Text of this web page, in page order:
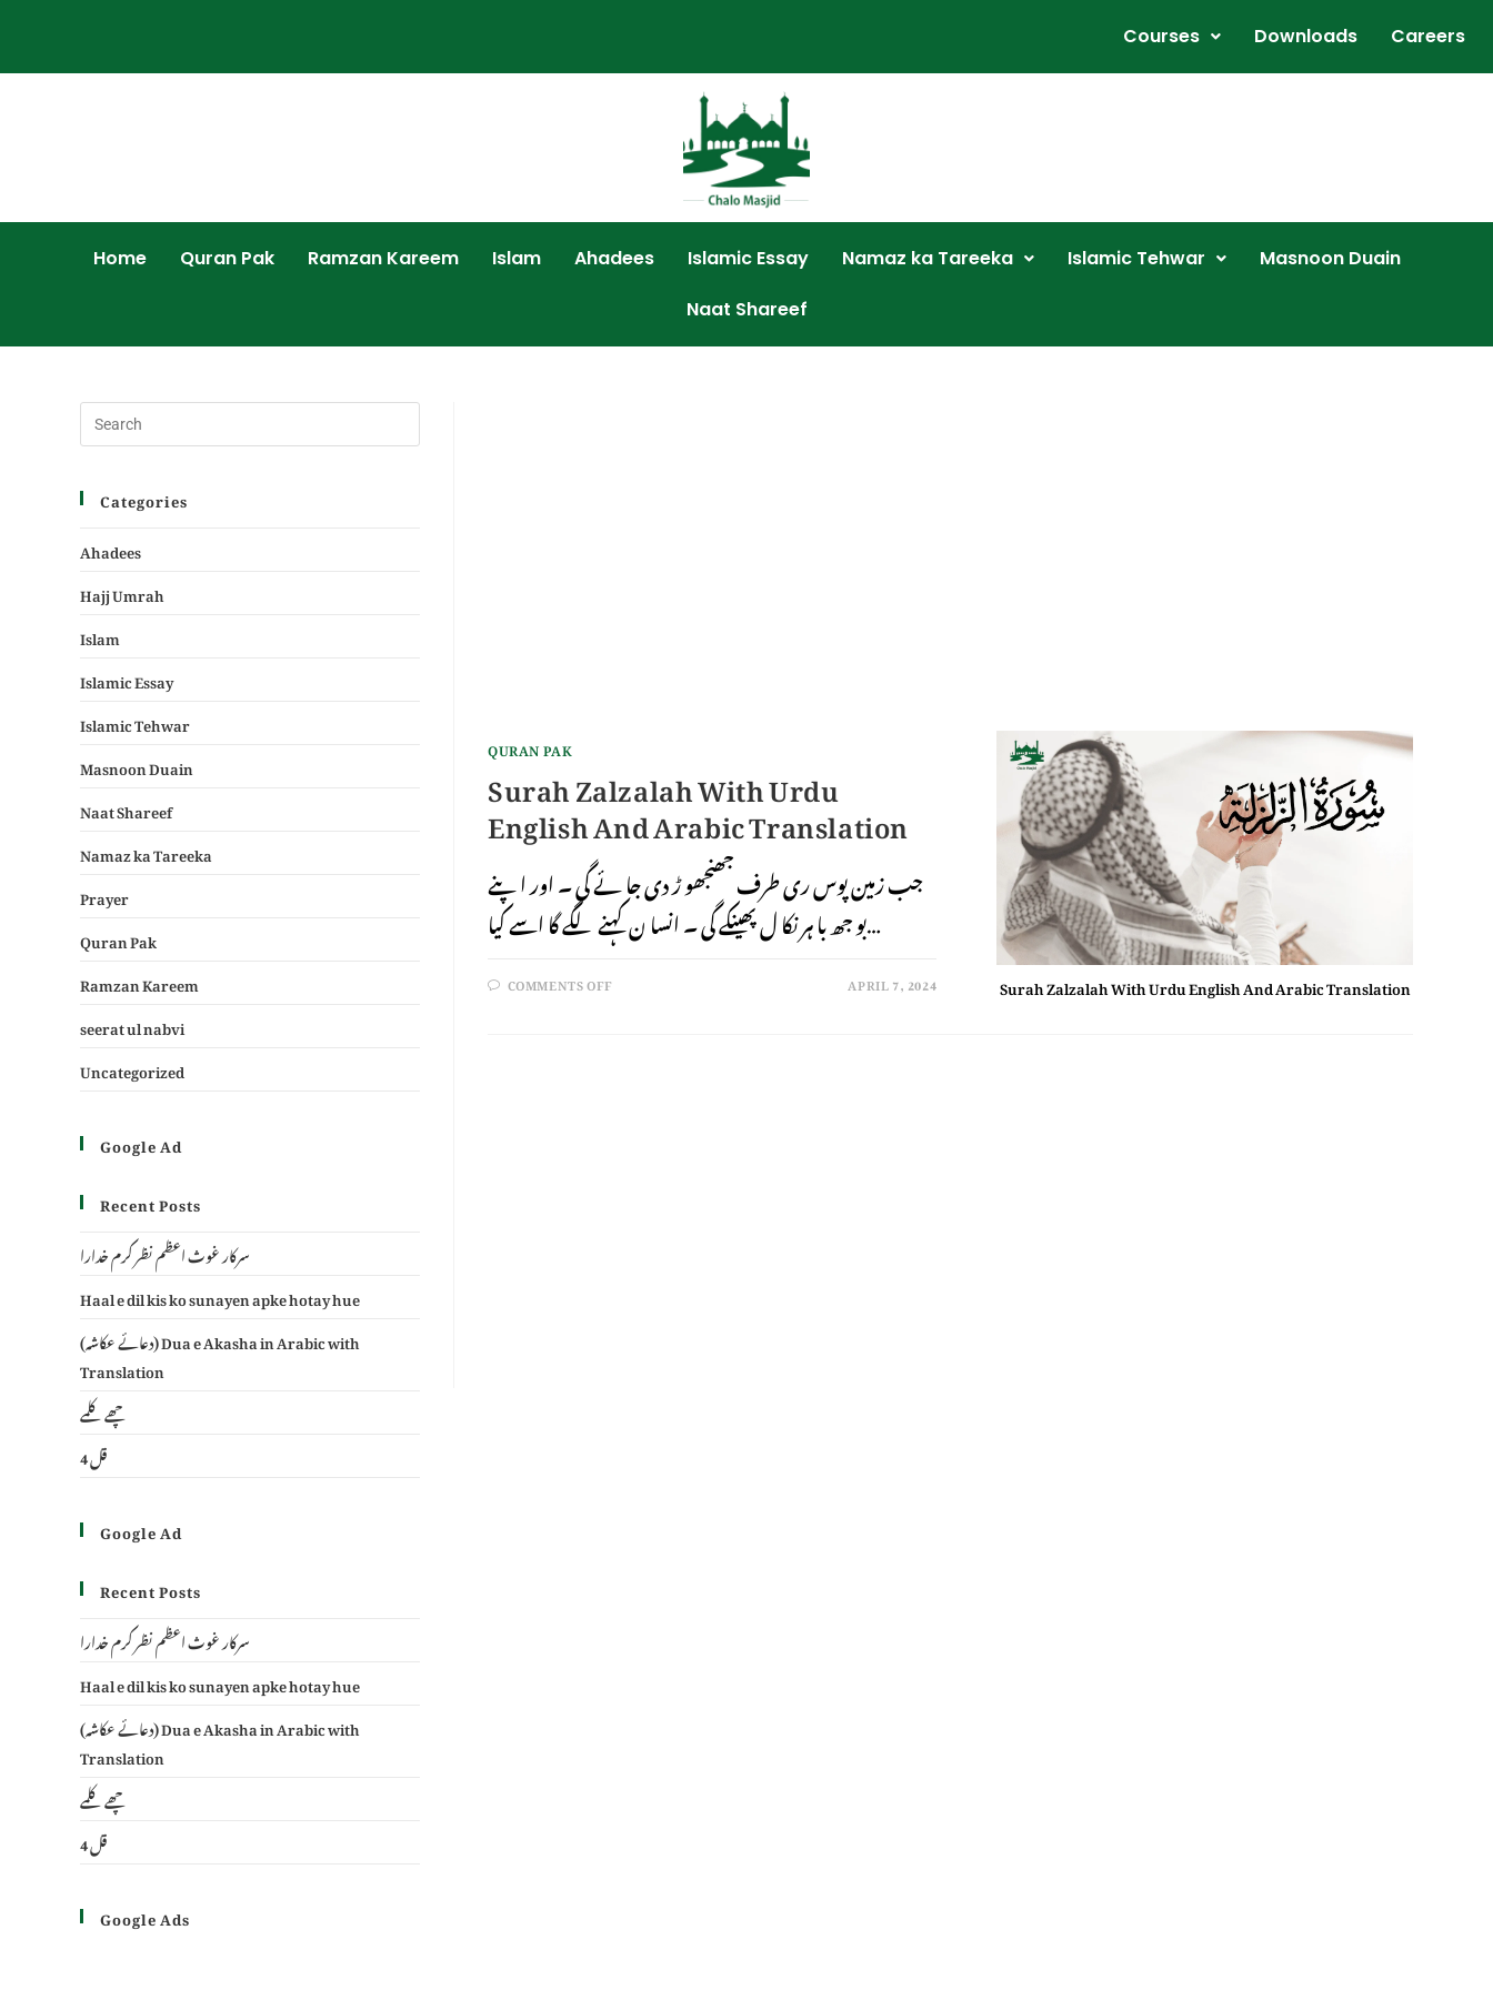
Courses Downloads Careers
Home Quran Pak Ramzan Kareem Islam Ahadees Islamic Essay Namaz ka Tareeka Islamic Tehwar
Masnoon Duain
Naat Shareef
QURAN PAK
Surah Zalzalah With Urdu
English And Arabic Translation
جب زمین پوس ری طرف جھنجھو ڑ دی جا ئے گی ۔ اور اپنے
بو جھ با ہر نکا ل پھینکے گی ۔ انسا ن کہنے لگے گا اسے کیا…
COMMENTS OFF APRIL 7, 2024 Surah Zalzalah With Urdu English And Arabic Translation
Categories
Ahadees
Hajj Umrah
Islam
Islamic Essay
Islamic Tehwar
Masnoon Duain
Naat Shareef
Namaz ka Tareeka
Prayer
Quran Pak
Ramzan Kareem
seerat ul nabvi
Uncategorized
Google Ad
Recent Posts
سرکار غوث اعظم نظر کرم خدارا
Haal e dil kis ko sunayen apke hotay hue
(دعائے عکاشہ) Dua e Akasha in Arabic with
Translation
چھے کلمے
4 قل
Google Ad
Recent Posts
سرکار غوث اعظم نظر کرم خدارا
Haal e dil kis ko sunayen apke hotay hue
(دعائے عکاشہ) Dua e Akasha in Arabic with
Translation
چھے کلمے
4 قل
Google Ads